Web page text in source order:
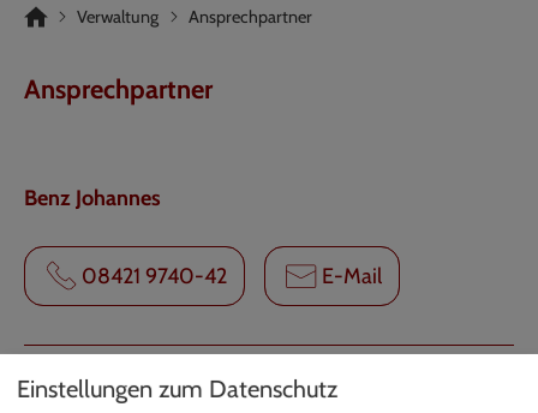
Ansprechpartner
Verwaltung
Ansprechpartner
Benz Johannes
08421 9740-42 E-Mail
Zimmer: 008
Einstellungen zum Datenschutz